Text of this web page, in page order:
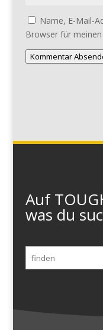
Name, E-Mail-
Browser für
Kommentar
Auf
was du
Suchen
nach: